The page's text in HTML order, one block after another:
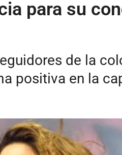
para su
de la
positiva en la